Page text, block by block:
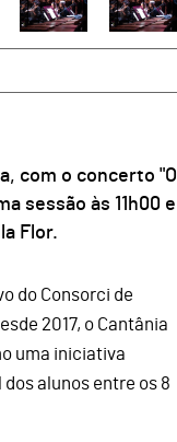
com o concerto "O
sessão às 11h00 e
Flor.
do Consorci de
2017, o Cantânia
uma iniciativa
alunos entre os 8